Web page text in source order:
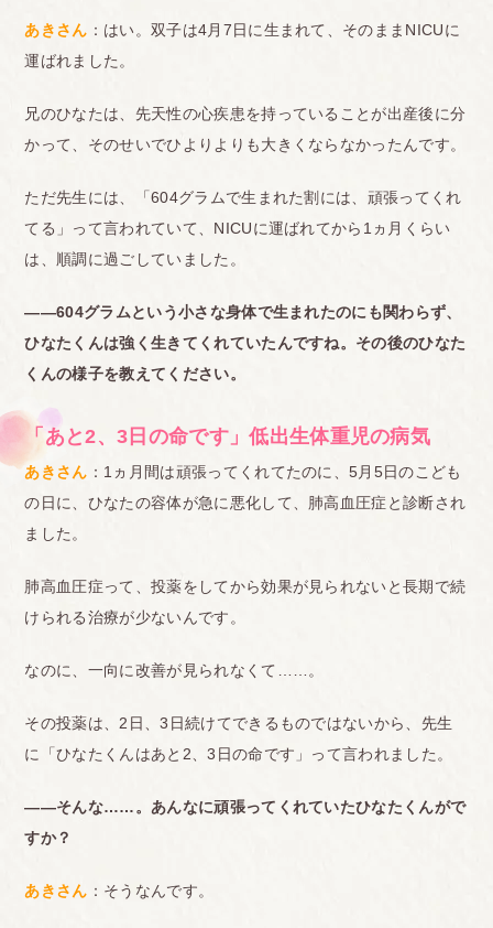
あきさん ：はい。双子は4月7日に生まれて、そのままNICUに
運ばれました。
兄のひなたは、先天性の心疾患を持っていることが出産後に分
かって、そのせいでひよりよりも大きくならなかったんです。
ただ先生には、「604グラムで生まれた割には、頑張ってくれ
てる」って言われていて、NICUに運ばれてから1ヵ月くらい
は、順調に過ごしていました。
――604グラムという小さな身体で生まれたのにも関わらず、
ひなたくんは強く生きてくれていたんですね。その後のひなた
くんの様子を教えてください。
「あと2、3日の命です」低出生体重児の病気
あきさん ：1ヵ月間は頑張ってくれてたのに、5月5日のこども
の日に、ひなたの容体が急に悪化して、肺高血圧症と診断され
ました。
肺高血圧症って、投薬をしてから効果が見られないと長期で続
けられる治療が少ないんです。
なのに、一向に改善が見られなくて……。
その投薬は、2日、3日続けてできるものではないから、先生
に「ひなたくんはあと2、3日の命です」って言われました。
――そんな……。あんなに頑張ってくれていたひなたくんがで
すか？
あきさん ：そうなんです。